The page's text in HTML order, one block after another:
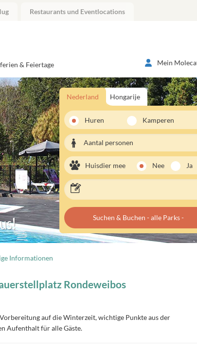
Restaurants und Eventlocations
& Feiertage Mein
Nederland Hongarije
Huren Kamperen
Aantal personen
Huisdier mee Nee Ja
Suchen & Buchen - alle Parks -
Informationen
Rondeweibos
auf die Winterzeit, wichtige Punkte aus der
Aufenthalt für alle Gäste.